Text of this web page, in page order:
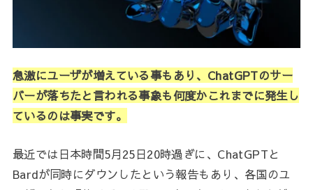
急激にユーザが増えている事もあり、ChatGPTのサー
バーが落ちたと言われる事象も何度かこれまでに発生し
ているのは事実です。
最近では日本時間5月25日20時過ぎに、ChatGPTと
Bardが同時にダウンしたという報告もあり、各国のユ